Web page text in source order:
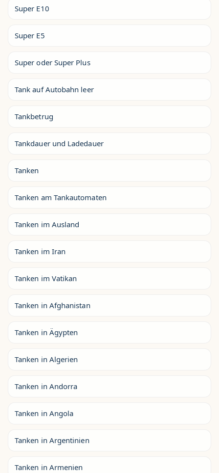
Super E10
Super E5
Super oder Super Plus
Tank auf Autobahn leer
Tankbetrug
Tankdauer und Ladedauer
Tanken
Tanken am Tankautomaten
Tanken im Ausland
Tanken im Iran
Tanken im Vatikan
Tanken in Afghanistan
Tanken in Ägypten
Tanken in Algerien
Tanken in Andorra
Tanken in Angola
Tanken in Argentinien
Tanken in Armenien